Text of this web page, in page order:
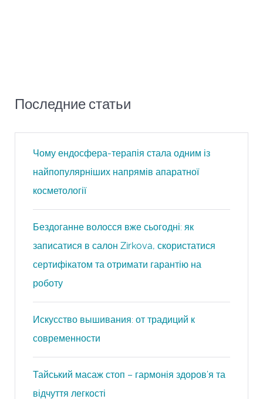
Последние статьи
Чому ендосфера-терапія стала одним із
найпопулярніших напрямів апаратної
косметології
Бездоганне волосся вже сьогодні: як
записатися в салон Zirkova, скористатися
сертифікатом та отримати гарантію на
роботу
Искусство вышивания: от традиций к
современности
Тайський масаж стоп – гармонія здоров’я та
відчуття легкості